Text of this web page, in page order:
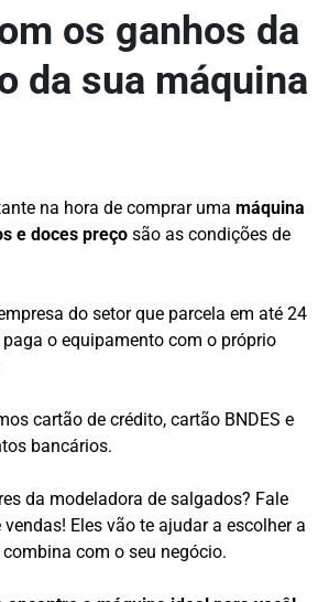
os ganhos da
da sua máquina
na hora de comprar uma máquina
e doces preço são as condições de
do setor que parcela em até 24
paga o equipamento com o próprio
cartão de crédito, cartão BNDES e
bancários.
da modeladora de salgados? Fale
Eles vão te ajudar a escolher a
com o seu negócio.